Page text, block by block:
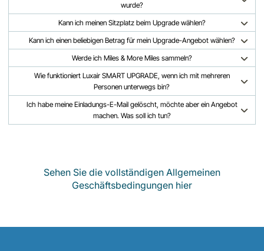
wurde?
Kann ich meinen Sitzplatz beim Upgrade wählen?
Kann ich einen beliebigen Betrag für mein Upgrade-Angebot wählen?
Werde ich Miles & More Miles sammeln?
Wie funktioniert Luxair SMART UPGRADE, wenn ich mit mehreren
Personen unterwegs bin?
Ich habe meine Einladungs-E-Mail gelöscht, möchte aber ein Angebot
machen. Was soll ich tun?
Sehen Sie die vollständigen Allgemeinen
Geschäftsbedingungen hier